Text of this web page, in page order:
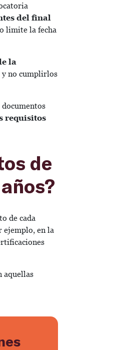
del final
limite la fecha
la
y no cumplirlos
requisitos
de
de cada
ejemplo, en la
aquellas